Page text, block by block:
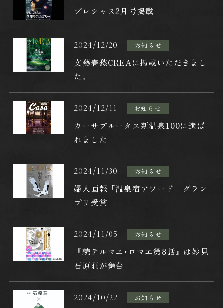
日帰りプラン
新着情報
メンバーズ倶楽部
よくあるご質問
ふるさと納税
プレシャス2月号掲載
2024/12/20 お知らせ
文藝春愁CREAに掲載いただきまし
た。
2024/12/11 お知らせ
カーサブルータス新温泉100に選ば
れました
2024/11/30 お知らせ
婦人画報「温泉宿アワード」グラン
プリ受賞
2024/11/05 お知らせ
『続テルマエ･ロマエ第8話』は妙見
石原荘が舞台
2024/10/22 お知らせ